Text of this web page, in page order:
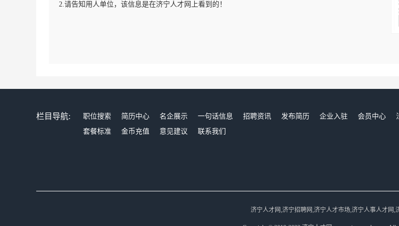
2.请告知用人单位，该信息是在济宁人才网上看到的！
栏目导航: 职位搜索 简历中心 名企展示 一句话信息 招聘资讯 发布简历 企业入驻 会员中心
套餐标准
金币充值 意见建议 联系我们
济宁人才网,济宁招聘网,济宁人才市场,济宁人事人才网,